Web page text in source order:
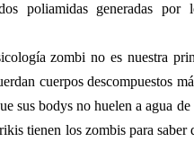
poliamidas generadas por
zombi no es nuestra
cuerpos descompuestos
sus bodysno huelen a agua
tienen los zombis para saber